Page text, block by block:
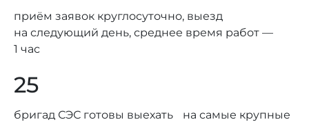
приём заявок круглосуточно, выезд
на следующий день, среднее время работ —
1 час
25
бригад СЭС готовы выехать на самые крупные